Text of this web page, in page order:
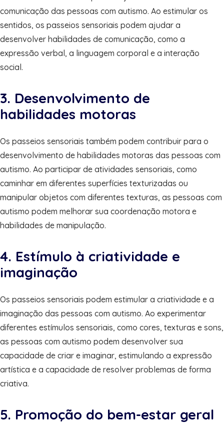
comunicação das pessoas com autismo. Ao estimular os
sentidos, os passeios sensoriais podem ajudar a
desenvolver habilidades de comunicação, como a
expressão verbal, a linguagem corporal e a interação
social.
3. Desenvolvimento de
habilidades motoras
Os passeios sensoriais também podem contribuir para o
desenvolvimento de habilidades motoras das pessoas com
autismo. Ao participar de atividades sensoriais, como
caminhar em diferentes superfícies texturizadas ou
manipular objetos com diferentes texturas, as pessoas com
autismo podem melhorar sua coordenação motora e
habilidades de manipulação.
4. Estímulo à criatividade e
imaginação
Os passeios sensoriais podem estimular a criatividade e a
imaginação das pessoas com autismo. Ao experimentar
diferentes estímulos sensoriais, como cores, texturas e sons,
as pessoas com autismo podem desenvolver sua
capacidade de criar e imaginar, estimulando a expressão
artística e a capacidade de resolver problemas de forma
criativa.
5. Promoção do bem-estar geral